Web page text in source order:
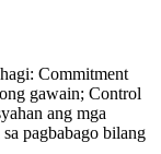
Commitment
gawain; Control
ang mga
pagbabago bilang